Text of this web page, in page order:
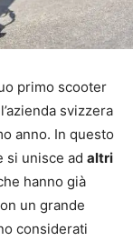
primo scooter
svizzera
anno. In questo
si unisce ad altri
hanno già
un grande
considerati